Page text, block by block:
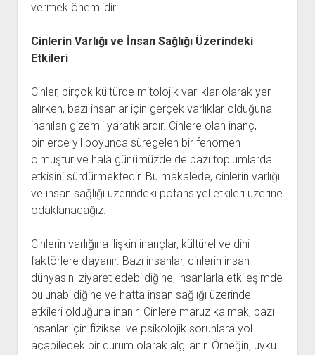
vermek önemlidir.
Cinlerin Varlığı ve İnsan Sağlığı Üzerindeki
Etkileri
Cinler, birçok kültürde mitolojik varlıklar olarak yer
alırken, bazı insanlar için gerçek varlıklar olduğuna
inanılan gizemli yaratıklardır. Cinlere olan inanç,
binlerce yıl boyunca süregelen bir fenomen
olmuştur ve hala günümüzde de bazı toplumlarda
etkisini sürdürmektedir. Bu makalede, cinlerin varlığı
ve insan sağlığı üzerindeki potansiyel etkileri üzerine
odaklanacağız.
Cinlerin varlığına ilişkin inançlar, kültürel ve dini
faktörlere dayanır. Bazı insanlar, cinlerin insan
dünyasını ziyaret edebildiğine, insanlarla etkileşimde
bulunabildiğine ve hatta insan sağlığı üzerinde
etkileri olduğuna inanır. Cinlere maruz kalmak, bazı
insanlar için fiziksel ve psikolojik sorunlara yol
açabilecek bir durum olarak algılanır. Örneğin, uyku